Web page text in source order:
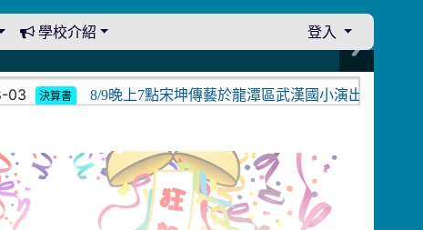
學校介紹
登入
決算書 8/9晚上7點宋坤傳藝於龍潭區武漢國小演出。中壢光影